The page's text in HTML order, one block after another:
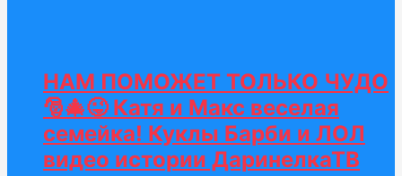
НАМ ПОМОЖЕТ ТОЛЬКО ЧУДО
🎅🎄😜 Катя и Макс веселая
семейка! Куклы Барби и ЛОЛ
видео истории ДаринелкаТВ